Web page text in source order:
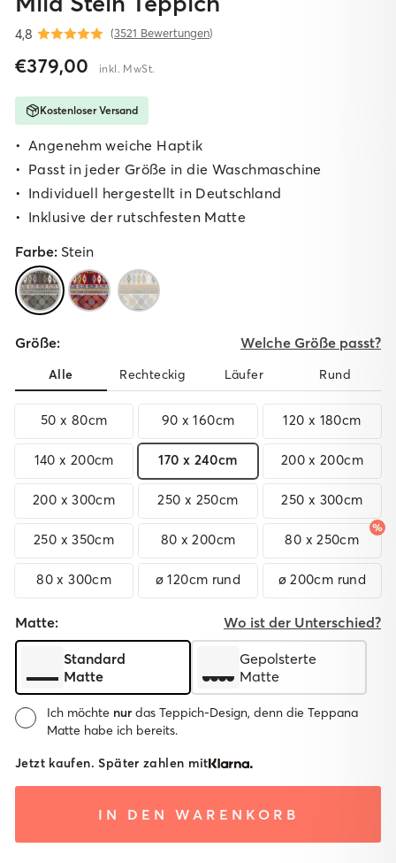
4,8 (3521 Bewertungen)
Normaler
Sonderpreis
€379,00 inkl. MwSt.
Kostenloser Versand
Angenehm weiche Haptik
Passt in jeder Größe in die Waschmaschine
Individuell hergestellt in Deutschland
Inklusive der rutschfesten Matte
Farbe: Stein
Größe: Welche Größe passt?
Alle Rechteckig Läufer Rund
50 x 80cm 90 x 160cm 120 x 180cm
140 x 200cm 170 x 240cm 200 x 200cm
200 x 300cm 250 x 250cm 250 x 300cm
250 x 350cm 80 x 200cm 80 x 250cm
80 x 300cm ø 120cm rund ø 200cm rund
Matte: Wo ist der Unterschied?
Standard
Matte
Gepolsterte
Matte
Ich möchte nur das Teppich-Design, denn die Teppana
Matte habe ich bereits.
Matte:
Matte
gepolsterter Matte
Jetzt kaufen. Später zahlen mit
IN DEN WARENKORB